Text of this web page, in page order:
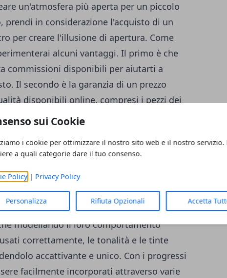
sui Cookie
i cookie per ottimizzare il nostro sito web e il nostro servizio.
a quali categorie dare il tuo consenso.
Policy| Privacy Policy
Personalizza Rifiuta Opzionali Accetta
un'atmosfera più aperta per un piccolo
prendi in considerazione l'acquisto di un
per creare l'illusione di apertura. Come
alcuni vantaggi. Il primo è che
commissioni disponibili per aiutarti a
Il secondo è la garanzia di un prezzo
disponibili online, compresi i pezzi dei
acquistando direttamente dal produttore.
senza i limiti di stoccaggio che in
al dettaglio di persona. Quando
selezioni e qualità - è chiaro che
la tua prima e unica fermata per tutte le
non iniziare con un nuovissimo set per
vita agli spazi abitativi, riflettendo la
modellando il loro comportamento
correttamente, le tonalità e le tinte
accattivante e unico. Con i progressi
facilmente incorporati attraverso varie